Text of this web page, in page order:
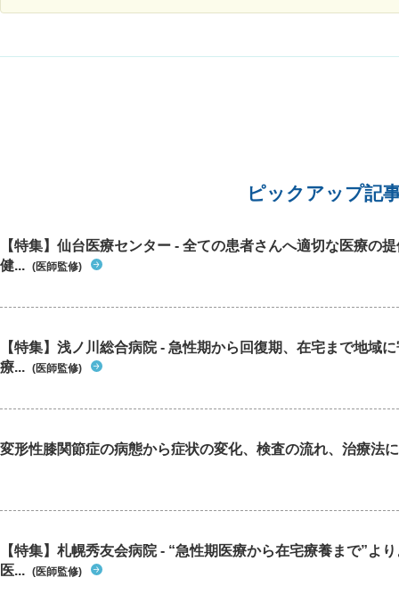
ピックアップ記
【特集】仙台医療センター - 全ての患者さんへ適切な医療の
健... (医師監修)
【特集】浅ノ川総合病院 - 急性期から回復期、在宅まで地域
療... (医師監修)
変形性膝関節症の病態から症状の変化、検査の流れ、治療法
【特集】札幌秀友会病院 - “急性期医療から在宅療養まで”よ
医... (医師監修)